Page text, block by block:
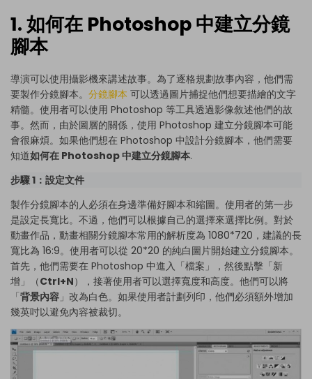
1. 如何在 Photoshop 中建立分鏡
腳本
導演可以使用攝影機來講述故事。為了逐格規劃故事內容，他們需
要製作分鏡腳本。 分鏡腳本 可以透過圖片捕捉他們想要描繪的文字
精髓。使用者可以使用 Photoshop 等工具透過影像敘述他們的故
事。然而，由於圖層的關係，使用 Photoshop 建立分鏡腳本可能
會很麻煩。如果他們想在 Photoshop 中設計分鏡腳本，他們需要
知道如何在 Photoshop 中建立分鏡腳本.
步驟 1：設定文件
製作分鏡腳本的人必須在身邊準備好腳本和縮圖。使用者的第一步
是設定長寬比。不過，他們可以根據自己的選擇來選擇比例。對於
動畫作品，動畫相關分鏡腳本常用的解析度為 1080*720，建議的長
寬比為 16:9。使用者可以從 20*20 的純白圖片開始建立分鏡腳本。
首先，他們需要在 Photoshop 中進入「檔案」，然後點擊「新
增」（Ctrl+N），接著使用者可以選擇寬度和高度。他們可以將
「背景內容 」改為白色。如果使用者計劃列印，他們必須額外增加
幾英吋以避免內容被裁切。